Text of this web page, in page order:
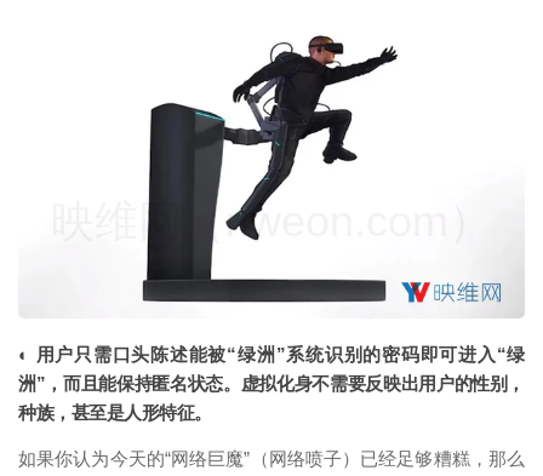
◐ 用户只需口头陈述能被“绿洲”系统识别的密码即可进入“绿
洲”，而且能保持匿名状态。虚拟化身不需要反映出用户的性别，
种族，甚至是人形特征。
如果你认为今天的“网络巨魔”（网络喷子）已经足够糟糕，那么
映维网（nweon.com）